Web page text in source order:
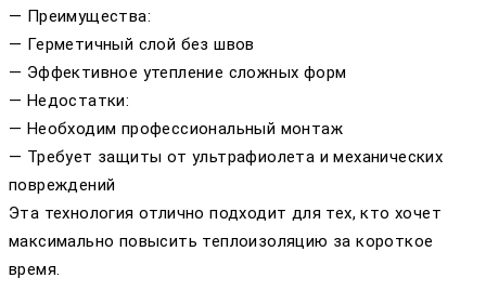
— Преимущества:
— Герметичный слой без швов
— Эффективное утепление сложных форм
— Недостатки:
— Необходим профессиональный монтаж
— Требует защиты от ультрафиолета и механических
повреждений
Эта технология отлично подходит для тех, кто хочет
максимально повысить теплоизоляцию за короткое
время.